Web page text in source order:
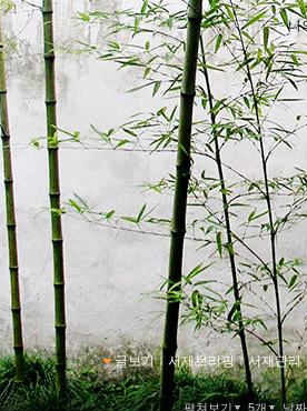
나
글보기ｌ 서재브리핑ｌ서재관리
펼쳐보기 5개 날